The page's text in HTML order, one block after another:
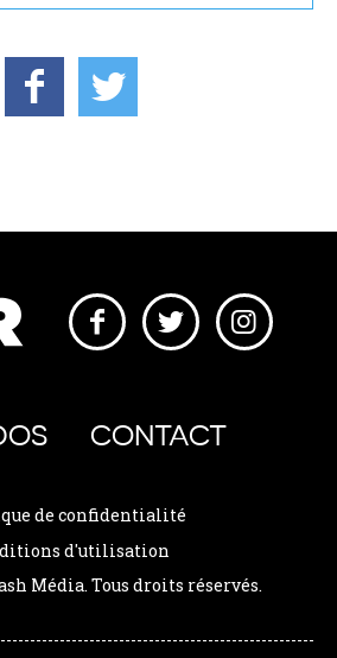
CONTACT
de confidentialité
d'utilisation
Média. Tous droits réservés.